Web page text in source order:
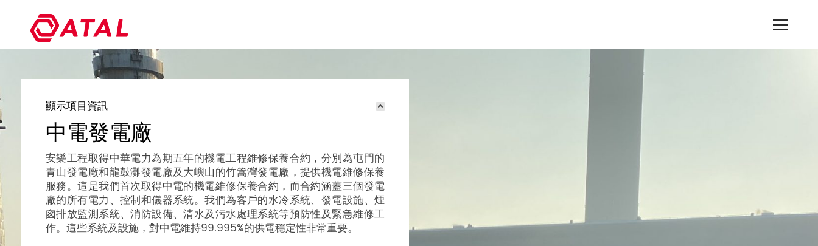
顯示項目資訊
中電發電廠
安樂工程取得中華電力為期五年的機電工程維修保養合約，分別為屯門的
青山發電廠和龍鼓灘發電廠及大嶼山的竹篙灣發電廠，提供機電維修保養
服務。這是我們首次取得中電的機電維修保養合約，而合約涵蓋三個發電
廠的所有電力、控制和儀器系統。我們為客戶的水冷系統、發電設施、煙
囪排放監測系統、消防設備、清水及污水處理系統等預防性及緊急維修工
作。這些系統及設施，對中電維持99.995%的供電穩定性非常重要。